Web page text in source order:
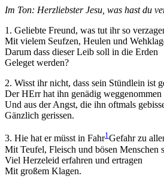
Im Ton: Herzliebster Jesu, was hast du
1. Geliebte Freund, was tut ihr so
Mit vielem Seufzen, Heulen und
Darum dass dieser Leib soll in die Erden
Geleget werden?
2. Wisst ihr nicht, dass sein Stündlein ist
Der HErr hat ihn genädig weggenommen
Und aus der Angst, die ihn oftmals
Gänzlich gerissen.
3. Hie hat er müsst in Fahr1Gefahrzu
Mit Teufel, Fleisch und bösen Menschen
Viel Herzeleid erfahren und ertragen
Mit großem Klagen.